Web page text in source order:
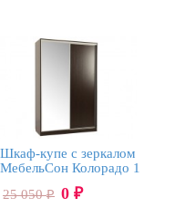
Шкаф-купе с зеркалом
МебельСон Колорадо 1
25 050₽ 0 ₽